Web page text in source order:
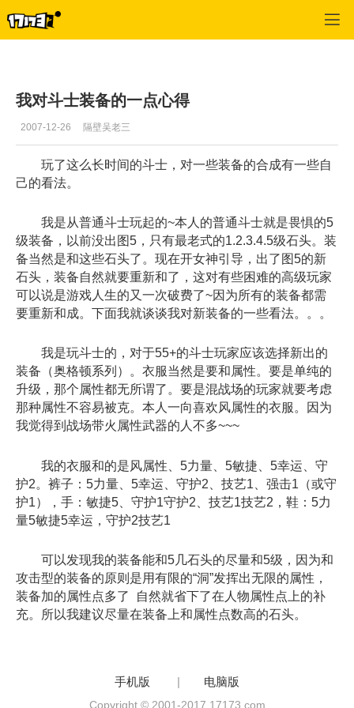
我对斗士装备的一点心得
2007-12-26 隔壁吴老三
玩了这么长时间的斗士，对一些装备的合成有一些自
己的看法。
我是从普通斗士玩起的~本人的普通斗士就是畏惧的5
级装备，以前没出图5，只有最老式的1.2.3.4.5级石头。装
备当然是和这些石头了。现在开女神引导，出了图5的新
石头，装备自然就要重新和了，这对有些困难的高级玩家
可以说是游戏人生的又一次破费了~因为所有的装备都需
要重新和成。下面我就谈谈我对新装备的一些看法。。。
我是玩斗士的，对于55+的斗士玩家应该选择新出的
装备（奥格顿系列）。衣服当然是要和属性。要是单纯的
升级，那个属性都无所谓了。要是混战场的玩家就要考虑
那种属性不容易被克。本人一向喜欢风属性的衣服。因为
我觉得到战场带火属性武器的人不多~~~
我的衣服和的是风属性、5力量、5敏捷、5幸运、守
护2。裤子：5力量、5幸运、守护2、技艺1、强击1（或守
护1），手：敏捷5、守护1守护2、技艺1技艺2，鞋：5力
量5敏捷5幸运，守护2技艺1
可以发现我的装备能和5几石头的尽量和5级，因为和
攻击型的装备的原则是用有限的“洞”发挥出无限的属性，
装备加的属性点多了 自然就省下了在人物属性点上的补
充。所以我建议尽量在装备上和属性点数高的石头。
手机版 电脑版
Copyright © 2001-2017 17173.com